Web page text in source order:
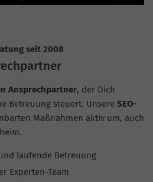
seit 2008
Ansprechpartner, der Dich
Betreuung steuert. Unsere SEO-
Maßnahmen aktiv um, auch
laufende Betreuung
Experten-Team